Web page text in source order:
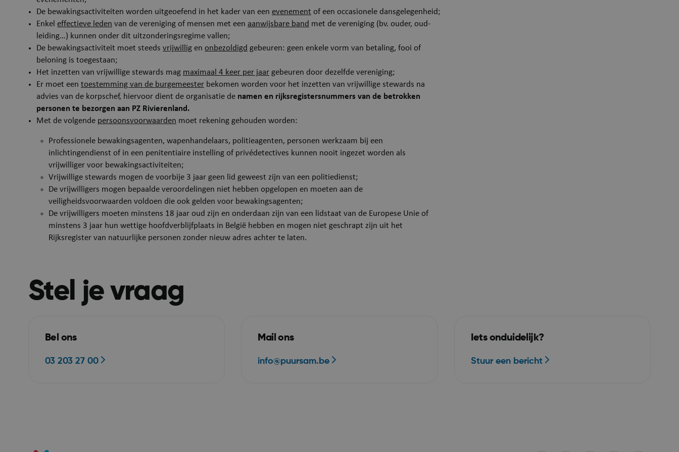
De bewakingsactiviteiten worden uitgeoefend in het kader van een evenement of een occasionele dansgelegenheid;
Enkel effectieve leden van de vereniging of mensen met een aanwijsbare band met de vereniging (bv. ouder, oud-
leiding…) kunnen onder dit uitzonderingsregime vallen;
De bewakingsactiviteit moet steeds vrijwillig en onbezoldigd gebeuren: geen enkele vorm van betaling, fooi of
beloning is toegestaan;
Het inzetten van vrijwillige stewards mag maximaal 4 keer per jaar gebeuren door dezelfde vereniging;
Er moet een toestemming van de burgemeester bekomen worden voor het inzetten van vrijwillige stewards na
advies van de korpschef, hiervoor dient de organisatie de namen en rijksregistersnummers van de betrokken
personen te bezorgen aan PZ Rivierenland.
Met de volgende persoonsvoorwaarden moet rekening gehouden worden:
Professionele bewakingsagenten, wapenhandelaars, politieagenten, personen werkzaam bij een
inlichtingendienst of in een penitentiaire instelling of privédetectives kunnen nooit ingezet worden als
vrijwilliger voor bewakingsactiviteiten;
Vrijwillige stewards mogen de voorbije 3 jaar geen lid geweest zijn van een politiedienst;
De vrijwilligers mogen bepaalde veroordelingen niet hebben opgelopen en moeten aan de
veiligheidsvoorwaarden voldoen die ook gelden voor bewakingsagenten;
De vrijwilligers moeten minstens 18 jaar oud zijn en onderdaan zijn van een lidstaat van de Europese Unie of
minstens 3 jaar hun wettige hoofdverblijfplaats in België hebben en mogen niet geschrapt zijn uit het
Rijksregister van natuurlijke personen zonder nieuw adres achter te laten.
Stel je vraag
Bel ons
03 203 27 00
Mail ons
info@puursam.be
Iets onduidelijk?
Stuur een bericht
sites die zijn geschreven in JSP.
Meestal gebruikt om een anonieme
onderhouden.
webshop.puurs-sint-
amands.be
Dit is een anti-vervalsingscookie die
is ingesteld door webapplicaties die
zijn gebouwd met ASP.NET MVC-
stoppen, ook wel Cross-Site
Request Forgery genoemd. Het
ARRAffinity
Microsoft Corporation
.mijn.puurs-sint-
amands.be
Deze cookie wordt ingesteld door
websites die draaien op het
over hoe de eindgebruiker de
advertenties die de eindgebruiker